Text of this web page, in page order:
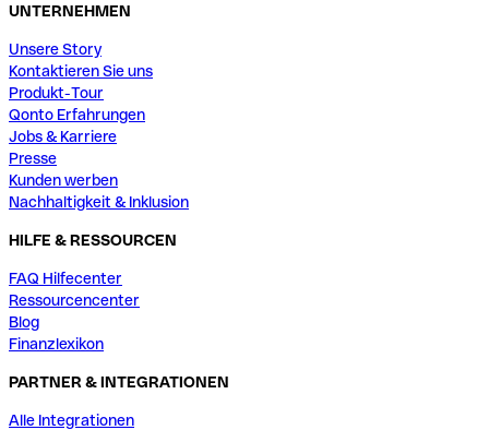
UNTERNEHMEN
Unsere Story
Kontaktieren Sie uns
Produkt-Tour
Qonto Erfahrungen
Jobs & Karriere
Presse
Kunden werben
Nachhaltigkeit & Inklusion
HILFE & RESSOURCEN
FAQ Hilfecenter
Ressourcencenter
Blog
Finanzlexikon
PARTNER & INTEGRATIONEN
Alle Integrationen